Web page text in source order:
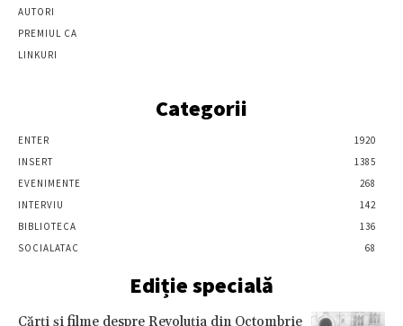
AUTORI
PREMIUL CA
LINKURI
Categorii
ENTER
1920
INSERT
1385
EVENIMENTE
268
INTERVIU
142
BIBLIOTECA
136
SOCIALATAC
68
Ediție specială
Cărţi şi filme despre Revoluţia din Octombrie